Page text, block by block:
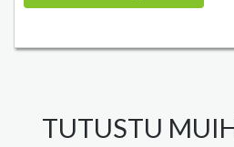
TUTUSTU